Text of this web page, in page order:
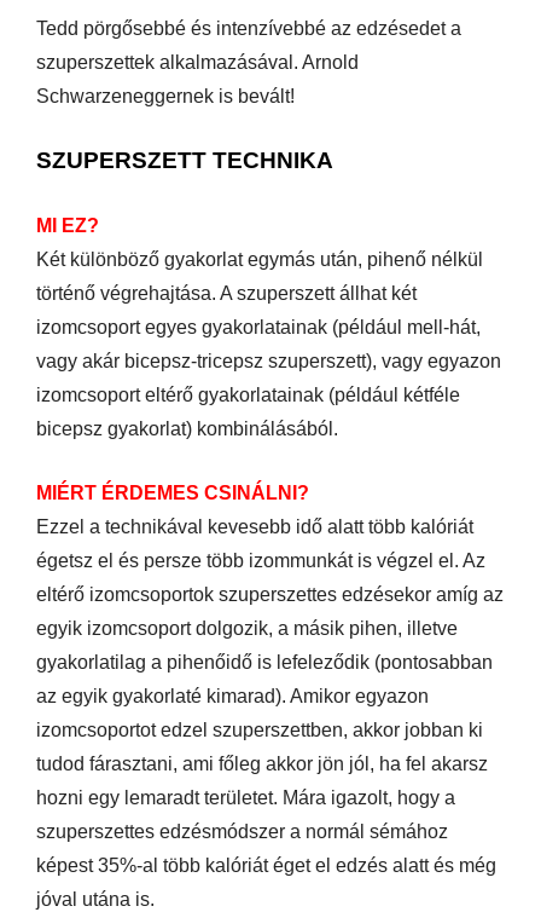
Tedd pörgősebbé és intenzívebbé az edzésedet a
szuperszettek alkalmazásával. Arnold
Schwarzeneggernek is bevált!
SZUPERSZETT TECHNIKA
MI EZ?
Két különböző gyakorlat egymás után, pihenő nélkül
történő végrehajtása. A szuperszett állhat két
izomcsoport egyes gyakorlatainak (például mell-hát,
vagy akár bicepsz-tricepsz szuperszett), vagy egyazon
izomcsoport eltérő gyakorlatainak (például kétféle
bicepsz gyakorlat) kombinálásából.
MIÉRT ÉRDEMES CSINÁLNI?
Ezzel a technikával kevesebb idő alatt több kalóriát
égetsz el és persze több izommunkát is végzel el. Az
eltérő izomcsoportok szuperszettes edzésekor amíg az
egyik izomcsoport dolgozik, a másik pihen, illetve
gyakorlatilag a pihenőidő is lefeleződik (pontosabban
az egyik gyakorlaté kimarad). Amikor egyazon
izomcsoportot edzel szuperszettben, akkor jobban ki
tudod fárasztani, ami főleg akkor jön jól, ha fel akarsz
hozni egy lemaradt területet. Mára igazolt, hogy a
szuperszettes edzésmódszer a normál sémához
képest 35%-al több kalóriát éget el edzés alatt és még
jóval utána is.